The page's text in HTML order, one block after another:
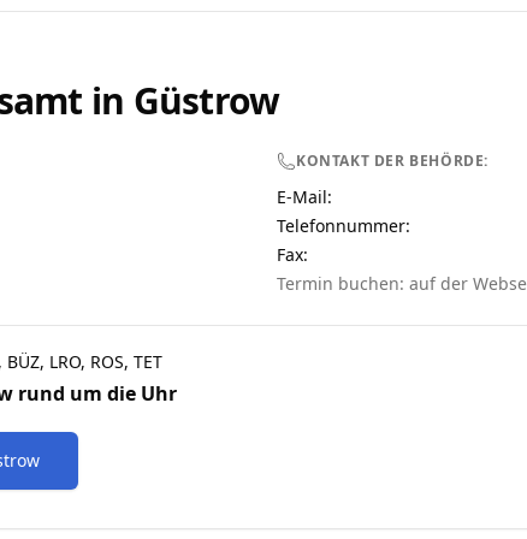
in Güstrow
KONTAKT DER BEHÖRDE:
E-Mail:
Telefonnummer:
Fax:
Termin buchen: auf der
BÜZ, LRO, ROS, TET
rund um die Uhr